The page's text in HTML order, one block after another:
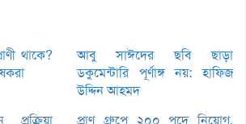
থাকে?
আবু সাঈদের ছবি ছাড়া
ডকুমেন্টারি পূর্ণাঙ্গ নয়: হাফিজ
উদ্দিন আহমদ
প্রাণ গ্রুপে ২০০ পদে নিয়োগ,